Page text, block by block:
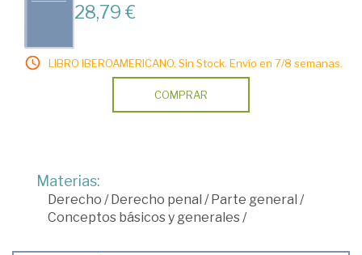
28,79 €
LIBRO IBEROAMERICANO. Sin Stock. Envío en 7/8 semanas.
COMPRAR
Materias:
Derecho /Derecho penal /Parte general /
Conceptos básicos y generales/